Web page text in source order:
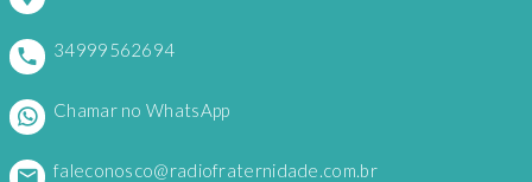
34999562694
Chamar no WhatsApp
faleconosco@radiofraternidade.com.br